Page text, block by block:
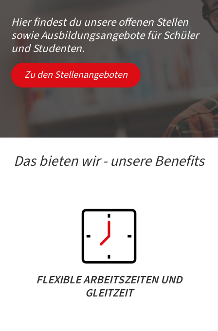
Hier findest du unsere offenen Stellen
sowie Ausbildungsangebote für Schüler
und Studenten.
Zu den Stellenangeboten
Das bieten wir - unsere Benefits
FLEXIBLE ARBEITSZEITEN UND
GLEITZEIT